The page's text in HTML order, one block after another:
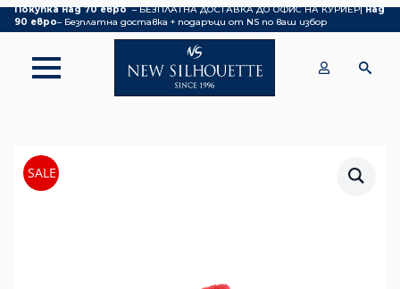
Покупка над 70 евро– БЕЗПЛАТНА ДОСТАВКА ДО ОФИС НА КУРИЕР|над
90 евро– Безплатна доставка + подаръци от NS по ваш избор
SALE